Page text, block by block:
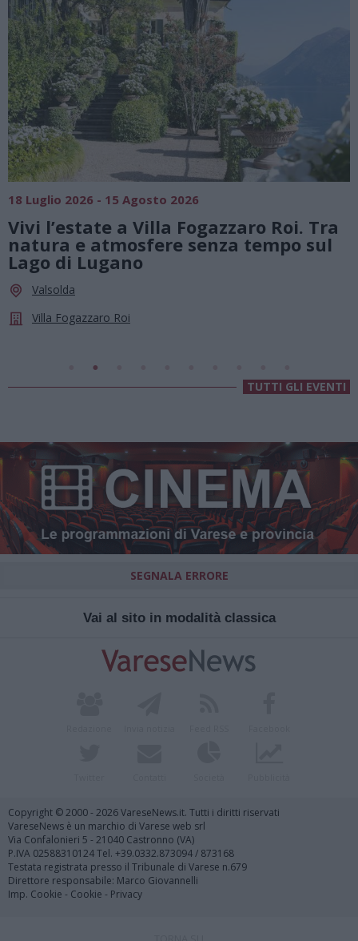
Tra
sul Summer Green Festival: fino al 23
agosto, musica e divertimento
le stelle a Cassano Magnago
TUTTI GLI EVENTI
SEGNALA ERRORE
Vai al sito in modalità classica
Copyright © 2000 - 2026 VareseNews.it. Tutti i diritti riservati
VareseNews è un marchio di Varese web srl
Via Confalonieri 5 - 21040 Castronno (VA)
P.IVA 02588310124 Tel. +39.0332.873094 / 873168
Testata registrata presso il Tribunale di Varese n.679
Direttore responsabile: Marco Giovannelli
Imp. Cookie - Cookie - Privacy